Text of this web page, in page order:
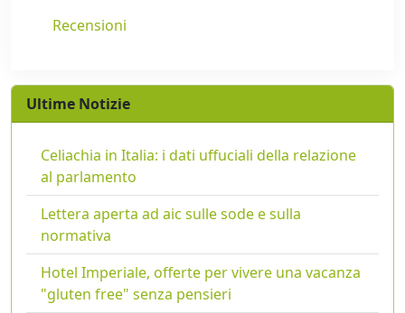
Recensioni
Ultime Notizie
Celiachia in Italia: i dati uffuciali della relazione
al parlamento
Lettera aperta ad aic sulle sode e sulla
normativa
Hotel Imperiale, offerte per vivere una vacanza
"gluten free" senza pensieri